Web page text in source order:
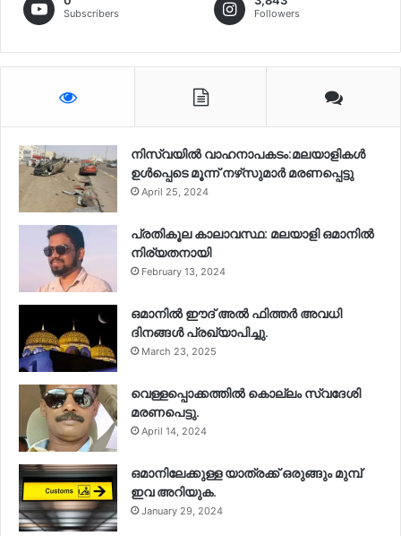
Subscribers Followers
നിസ്‌വയിൽ വാഹനാപകടം:മലയാളികള്‍
ഉള്‍പ്പെടെ മൂന്ന് നഴ്‌സുമാര്‍ മരണപ്പെട്ടു
April 25, 2024
പ്രതികൂല കാലാവസ്ഥ: മലയാളി ഒമാനിൽ
നിര്യതനായി
February 13, 2024
ഒമാനിൽ ഈദ് അൽ ഫിത്തർ അവധി
ദിനങ്ങൾ പ്രഖ്യാപിച്ചു.
March 23, 2025
വെള്ളപ്പൊക്കത്തിൽ കൊല്ലം സ്വദേശി
മരണപെട്ടു.
April 14, 2024
ഒമാനിലേക്കുള്ള യാത്രക്ക് ഒരുങ്ങും മുമ്പ്
ഇവ അറിയുക.
January 29, 2024